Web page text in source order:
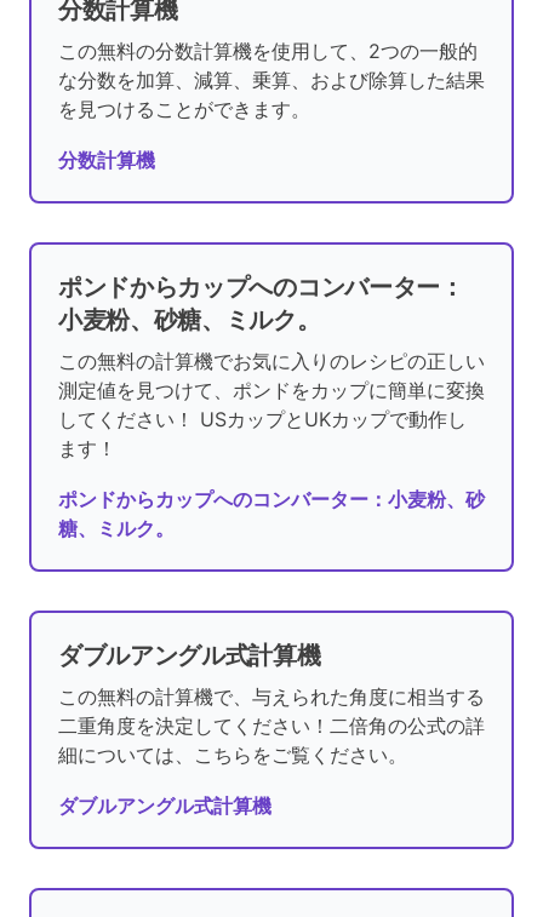
分数計算機
この無料の分数計算機を使用して、2つの一般的
な分数を加算、減算、乗算、および除算した結果
を見つけることができます。
分数計算機
ポンドからカップへのコンバーター：
小麦粉、砂糖、ミルク。
この無料の計算機でお気に入りのレシピの正しい
測定値を見つけて、ポンドをカップに簡単に変換
してください！ USカップとUKカップで動作し
ます！
ポンドからカップへのコンバーター：小麦粉、砂
糖、ミルク。
ダブルアングル式計算機
この無料の計算機で、与えられた角度に相当する
二重角度を決定してください！二倍角の公式の詳
細については、こちらをご覧ください。
ダブルアングル式計算機